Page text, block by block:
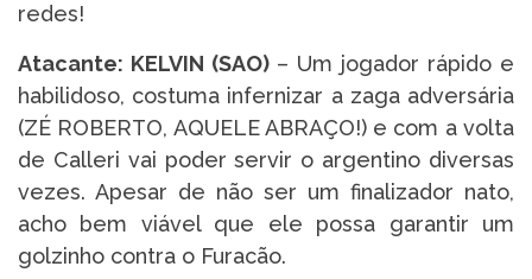
redes!
Atacante: KELVIN (SAO) – Um jogador rápido e
habilidoso, costuma infernizar a zaga adversária
(ZÉ ROBERTO, AQUELE ABRAÇO!) e com a volta
de Calleri vai poder servir o argentino diversas
vezes. Apesar de não ser um finalizador nato,
acho bem viável que ele possa garantir um
golzinho contra o Furacão.